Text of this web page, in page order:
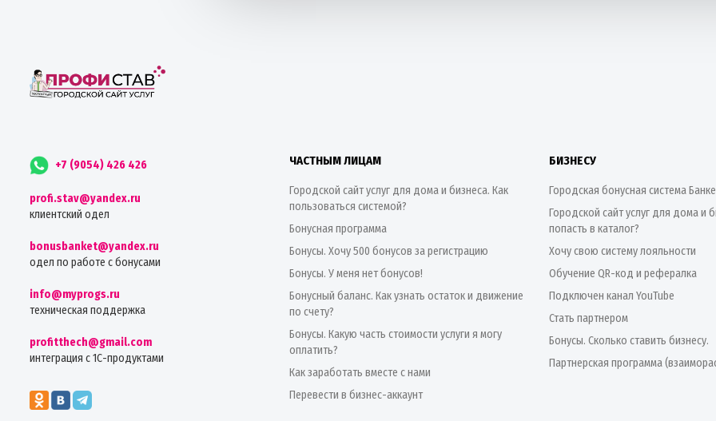
+7 (9054) 426 426
profi.stav@yandex.ru
клиентский одел
bonusbanket@yandex.ru
одел по работе с бонусами
info@myprogs.ru
техническая поддержка
profitthech@gmail.com
интеграция с 1С-продуктами
ЧАСТНЫМ ЛИЦАМ
Городской сайт услуг для дома и бизнеса. Как
пользоваться системой?
Бонусная программа
Бонусы. Хочу 500 бонусов за регистрацию
Бонусы. У меня нет бонусов!
Бонусный баланс. Как узнать остаток и движение
по счету?
Бонусы. Какую часть стоимости услуги я могу
оплатить?
Как заработать вместе с нами
Перевести в бизнес-аккаунт
БИЗНЕСУ
Городская бонусная система
Городской сайт услуг для дома и
попасть в каталог?
Хочу свою систему лояльности
Обучение QR-код и рефералка
Подключен канал YouTube
Стать партнером
Бонусы. Сколько ставить бизнесу.
Партнерская программа